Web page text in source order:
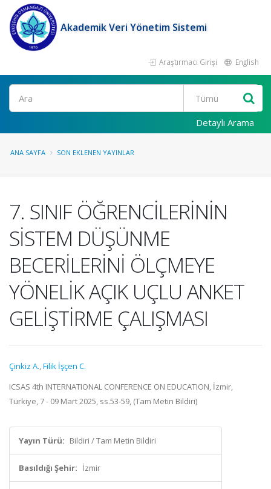
Akademik Veri Yönetim Sistemi
Araştırmacı Girişi English
Ara
Detaylı Arama
ANA SAYFA SON EKLENEN YAYINLAR
7. SINIF ÖĞRENCİLERİNİN
SİSTEM DÜŞÜNME
BECERİLERİNİ ÖLÇMEYE
YÖNELİK AÇIK UÇLU ANKET
GELİŞTİRME ÇALIŞMASI
Çinkiz A.,Filik İşçen C.
ICSAS 4th INTERNATIONAL CONFERENCE ON EDUCATION, İzmir,
Türkiye, 7 - 09 Mart 2025, ss.53-59, (Tam Metin Bildiri)
Yayın Türü: Bildiri / Tam Metin Bildiri
Basıldığı Şehir: İzmir